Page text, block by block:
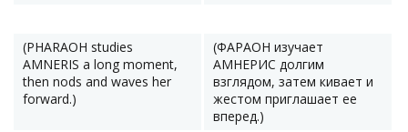
(PHARAOH studies
AMNERIS a long moment,
then nods and waves her
forward.)
(ФАРАОН изучает
АМНЕРИС долгим
взглядом, затем кивает и
жестом приглашает ее
вперед.)